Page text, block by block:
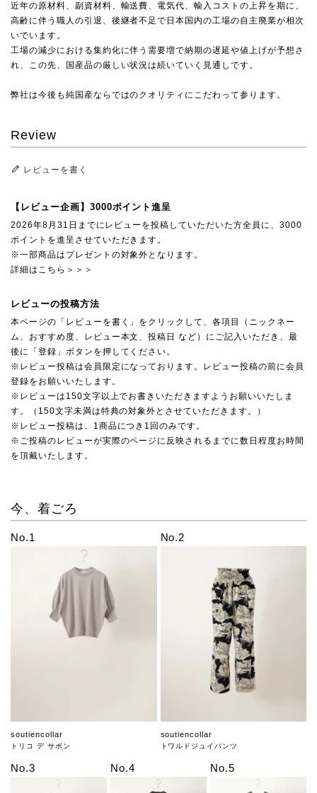
近年の原材料、副資材料、輸送費、電気代、輸入コストの上昇を期に、
高齢に伴う職人の引退、後継者不足で日本国内の工場の自主廃業が相次
いでいます。
工場の減少における集約化に伴う需要増で納期の遅延や値上げが予想さ
れ、この先、国産品の厳しい状況は続いていく見通しです。
弊社は今後も純国産ならではのクオリティにこだわって参ります。
Review
レビューを書く
【レビュー企画】3000ポイント進呈
2026年8月31日までにレビューを投稿していただいた方全員に、3000
ポイントを進呈させていただきます。
※一部商品はプレゼントの対象外となります。
詳細はこちら＞＞＞
レビューの投稿方法
本ページの「レビューを書く」をクリックして、各項目（ニックネー
ム、おすすめ度、レビュー本文、投稿日 など）にご記入いただき、最
後に「登録」ボタンを押してください。
※レビュー投稿は会員限定になっております。レビュー投稿の前に会員
登録をお願いいたします。
※レビューは150文字以上でお書きいただきますようお願いいたしま
す。（150文字未満は特典の対象外とさせていただきます。）
※レビュー投稿は、1商品につき1回のみです。
※ご投稿のレビューが実際のページに反映されるまでに数日程度お時間
を頂戴いたします。
今、着ごろ
No.1
soutiencollar
トリコ デ サボン
No.2
soutiencollar
トワルドジュイパンツ
No.3 No.4 No.5